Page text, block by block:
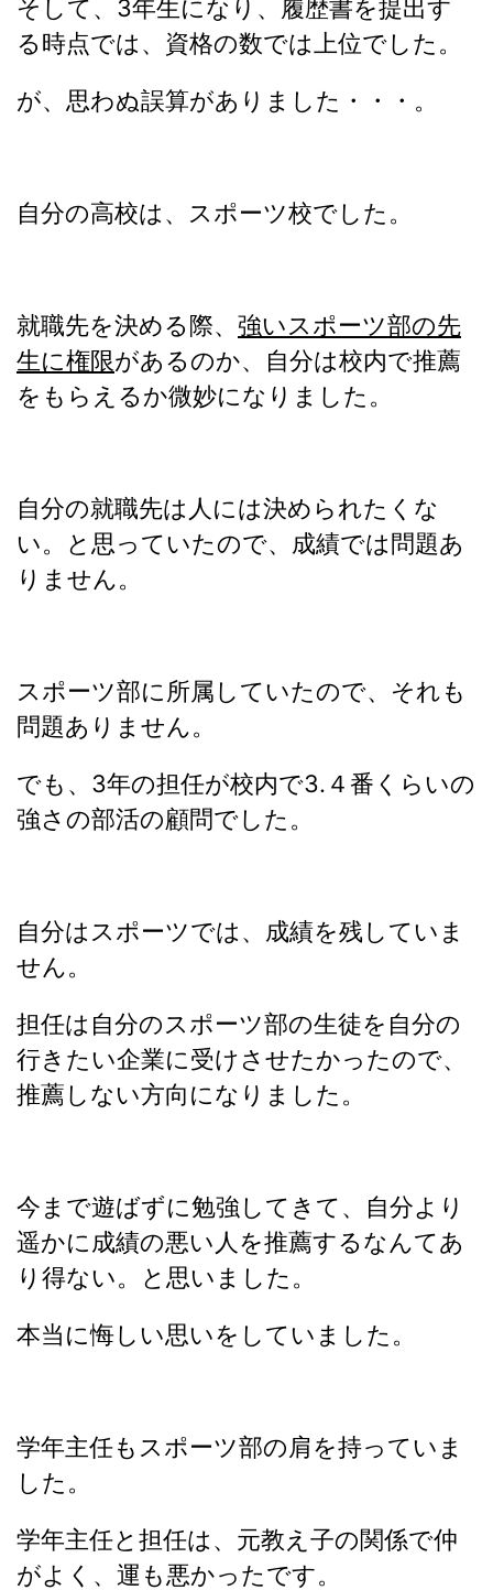
そして、3年生になり、履歴書を提出す
る時点では、資格の数では上位でした。
が、思わぬ誤算がありました・・・。
自分の高校は、スポーツ校でした。
就職先を決める際、 強いスポーツ部の先
生に権限があるのか、自分は校内で推薦
をもらえるか微妙になりました。
自分の就職先は人には決められたくな
い。と思っていたので、成績では問題あ
りません。
スポーツ部に所属していたので、それも
問題ありません。
でも、3年の担任が校内で3.４番くらいの
強さの部活の顧問でした。
自分はスポーツでは、成績を残していま
せん。
担任は自分のスポーツ部の生徒を自分の
行きたい企業に受けさせたかったので、
推薦しない方向になりました。
今まで遊ばずに勉強してきて、自分より
遥かに成績の悪い人を推薦するなんてあ
り得ない。と思いました。
本当に悔しい思いをしていました。
学年主任もスポーツ部の肩を持っていま
した。
学年主任と担任は、元教え子の関係で仲
がよく、運も悪かったです。